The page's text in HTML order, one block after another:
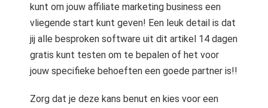
kunt om jouw affiliate marketing business een
vliegende start kunt geven! Een leuk detail is dat
jij alle besproken software uit dit artikel 14 dagen
gratis kunt testen om te bepalen of het voor
jouw specifieke behoeften een goede partner is!!
Zorg dat je deze kans benut en kies voor een